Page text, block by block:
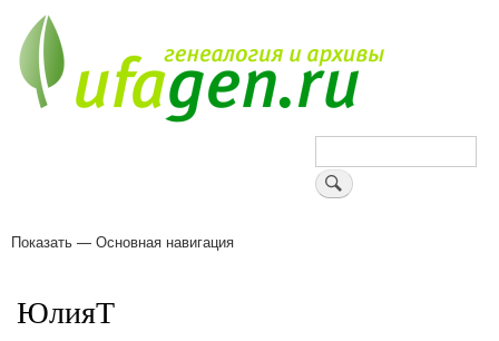
основному
содержанию
Поиск
Основная
Показать — Основная навигация
ЮлияТ